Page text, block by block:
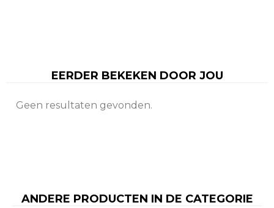
EERDER BEKEKEN DOOR JOU
Geen resultaten gevonden.
ANDERE PRODUCTEN IN DE CATEGORIE